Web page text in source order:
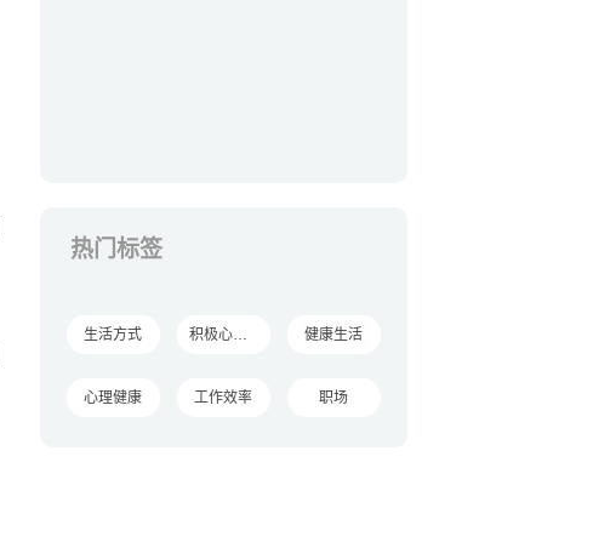
热门标签
生活方式 积极心理学 健康生活
心理健康 工作效率 职场